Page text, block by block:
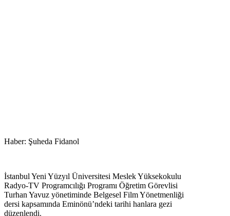
Haber: Şuheda Fidanol
İstanbul Yeni Yüzyıl Üniversitesi Meslek Yüksekokulu
Radyo-TV Programcılığı Programı Öğretim Görevlisi
Turhan Yavuz yönetiminde Belgesel Film Yönetmenliği
dersi kapsamında Eminönü’ndeki tarihi hanlara gezi
düzenlendi.